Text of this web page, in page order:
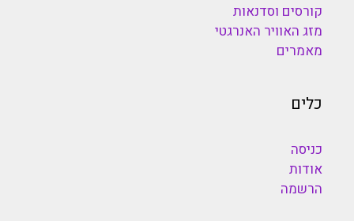
קורסים וסדנאות
מזג האוויר האנרגטי
מאמרים
כלים
כניסה
אודות
הרשמה